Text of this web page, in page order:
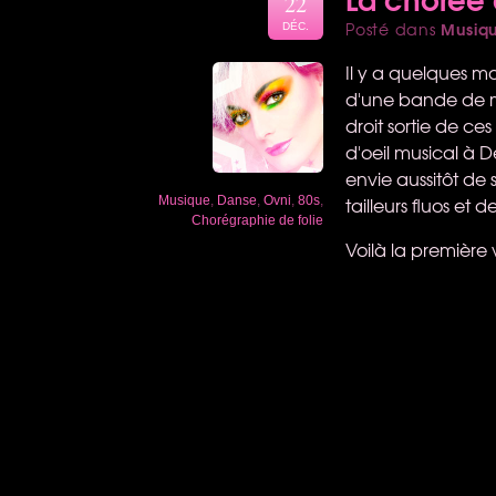
Posté dans
DÉC.
Musique Danse Ovni 80s
Chorégraphie de folie
Il y a quelques
d'une bande de
droit sortie de
d'oeil musical à
envie aussitôt
tailleurs fluos et
Voilà la première